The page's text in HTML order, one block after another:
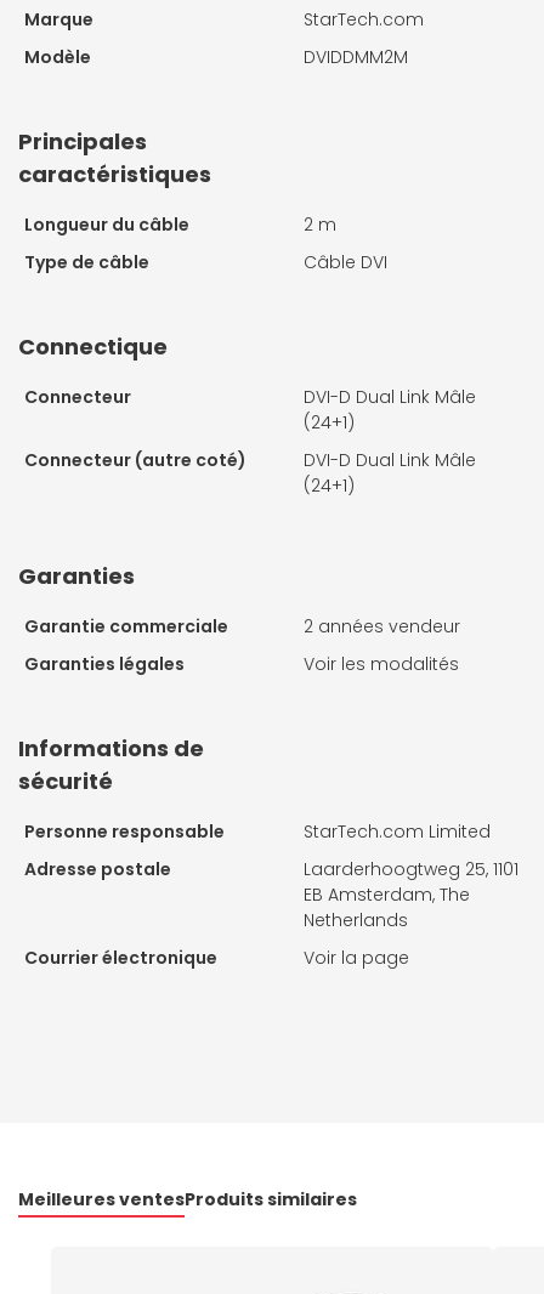
Marque
StarTech.com
Modèle
DVIDDMM2M
Principales
caractéristiques
Longueur du câble
2 m
Type de câble
Câble DVI
Connectique
Connecteur
DVI-D Dual Link Mâle
(24+1)
Connecteur (autre coté)
DVI-D Dual Link Mâle
(24+1)
Garanties
Garantie commerciale
2 années vendeur
Garanties légales
Voir les modalités
Informations de
sécurité
Personne responsable
StarTech.com Limited
Adresse postale
Laarderhoogtweg 25, 1101
EB Amsterdam, The
Netherlands
Courrier électronique
Voir la page
Meilleures ventesProduits similaires